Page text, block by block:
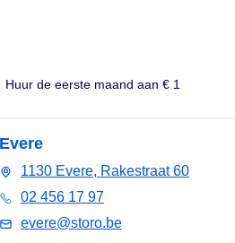
Huur de eerste maand aan € 1
Evere
1130 Evere, Rakestraat 60
02 456 17 97
evere@storo.be